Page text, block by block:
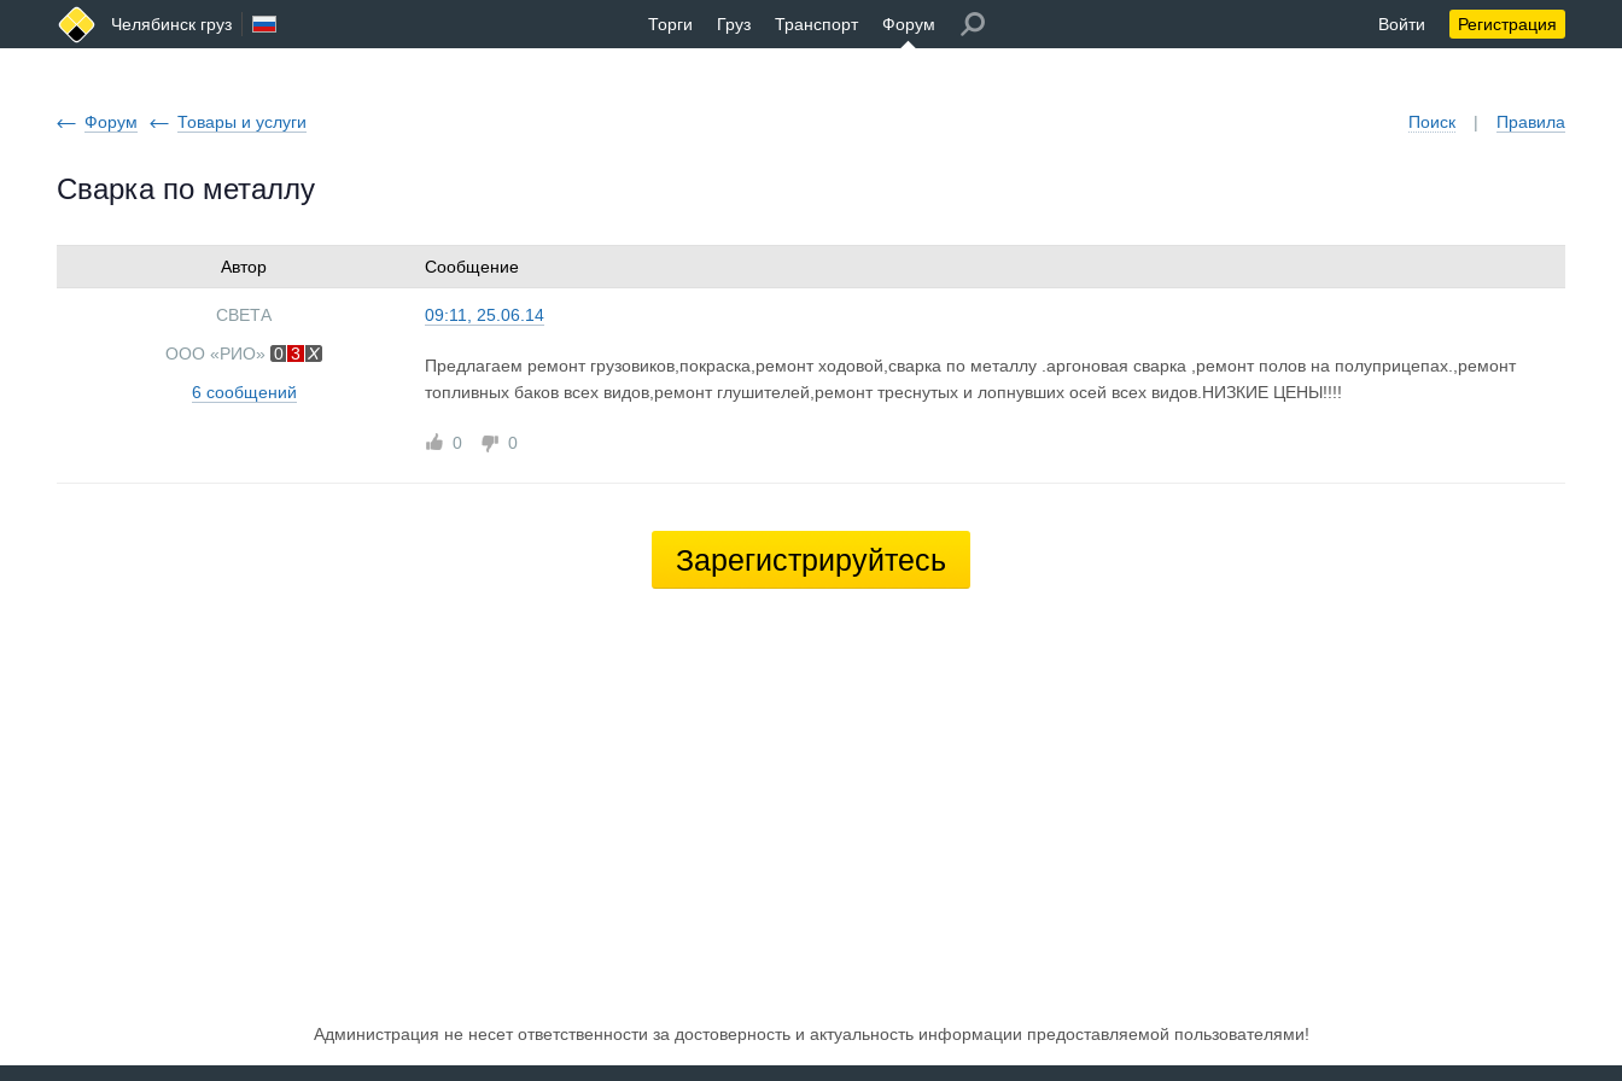
Челябинск груз Торги Груз Транспорт Форум Войти Регистрация
Поиск | Правила
Форум Товары и услуги
Сварка по металлу
Автор Сообщение
СВЕТА
ООО «РИО» 0 3
6 сообщений
09:11, 25.06.14
Предлагаем ремонт грузовиков,покраска,ремонт ходовой,сварка по металлу .аргоновая сварка ,ремонт полов на полуприцепах.,ремонт
топливных баков всех видов,ремонт глушителей,ремонт треснутых и лопнувших осей всех видов.НИЗКИЕ ЦЕНЫ!!!!
0 0
Зарегистрируйтесь
Администрация не несет ответственности за достоверность и актуальность информации предоставляемой пользователями!